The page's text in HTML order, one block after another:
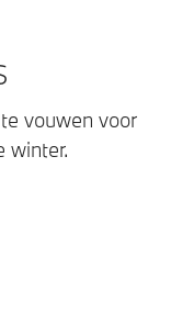
vouwen voor
winter.